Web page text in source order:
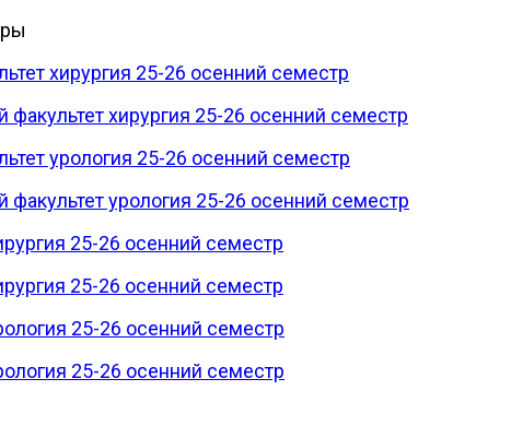
хирургия 25-26 осенний семестр
хирургия 25-26 осенний семестр
урология 25-26 осенний семестр
урология 25-26 осенний семестр
25-26 осенний семестр
25-26 осенний семестр
25-26 осенний семестр
25-26 осенний семестр